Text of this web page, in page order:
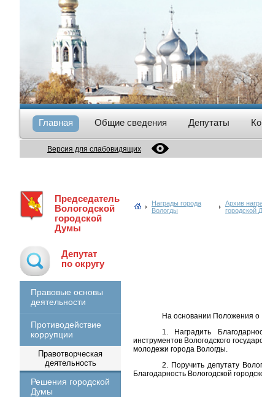
Главная Общие сведения Депутаты
Версия для слабовидящих
Председатель
Вологодской
городской
Думы
Депутат
по округу
Правовые основы
деятельности
Противодействие
коррупции
Правотворческая
деятельность
Решения городской
Думы
Награды города
Вологды
Архив
городской
На основании Положения
1. Наградить
инструментов Вологодского
молодежи города Вологды.
2. Поручить депутату
Благодарность Вологодской